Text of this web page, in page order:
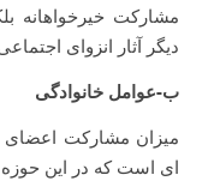
مشارکت خیرخواهانه
دیگر آثار انزوای
ب-عوامل خانوادگی
میزان مشارکت اعضای
ای است که در این